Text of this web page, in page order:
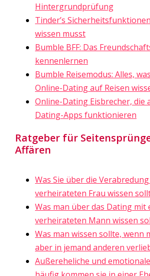
Hintergrundprüfung
Tinder’s
wissen musst
Bumble BFF: Das
kennenlernen
Bumble Reisemodus: Alles,
Online-Dating auf Reisen
Online-Dating Eisbrecher, die
Dating-Apps funktionieren
Ratgeber für
Affären
Was Sie über die
verheirateten Frau wissen
Was man über das Dating mit
verheirateten Mann wissen
Was man wissen sollte, wenn
aber in jemand anderen
Außereheliche und